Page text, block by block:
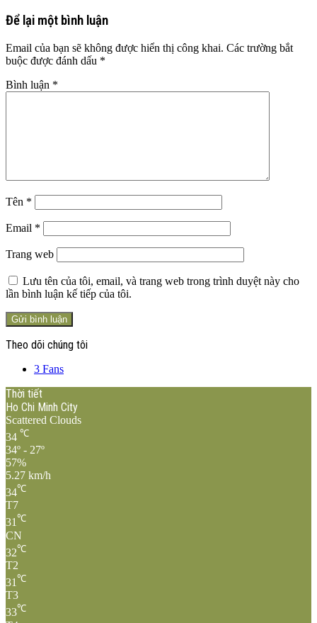
Để lại một bình luận
Email của bạn sẽ không được hiển thị công khai. Các trường bắt
buộc được đánh dấu *
Bình luận *
Tên *
Email *
Trang web
Lưu tên của tôi, email, và trang web trong trình duyệt này cho
lần bình luận kế tiếp của tôi.
Theo dõi chúng tôi
3 Fans
Thời tiết
Ho Chi Minh City
Scattered Clouds
34 ℃
34º - 27º
57%
5.27 km/h
34℃
T7
31℃
CN
32℃
T2
31℃
T3
33℃